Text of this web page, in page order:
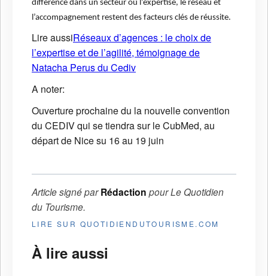
différence dans un secteur où l’expertise, le réseau et
l’accompagnement restent des facteurs clés de réussite.
Lire aussiRéseaux d’agences : le choix de
l’expertise et de l’agilité, témoignage de
Natacha Perus du Cediv
A noter:
Ouverture prochaine du la nouvelle convention
du CEDIV qui se tiendra sur le CubMed, au
départ de Nice su 16 au 19 juin
Article signé parRédaction pourLe Quotidien
du Tourisme.
LIRE SUR QUOTIDIENDUTOURISME.COM
À lire aussi